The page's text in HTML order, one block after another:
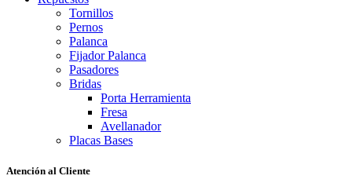
Tornillos
Pernos
Palanca
Fijador Palanca
Pasadores
Bridas
Porta Herramienta
Fresa
Avellanador
Placas Bases
Atención al Cliente